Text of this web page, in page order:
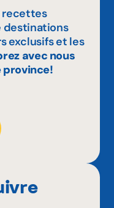
recettes
destinations
exclusifs et les
avec nous
province!